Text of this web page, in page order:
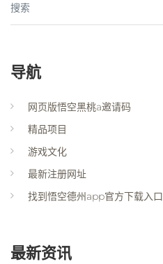
搜索
导航
网页版悟空黑桃a邀请码
精品项目
游戏文化
最新注册网址
找到悟空德州app官方下载入口
最新资讯